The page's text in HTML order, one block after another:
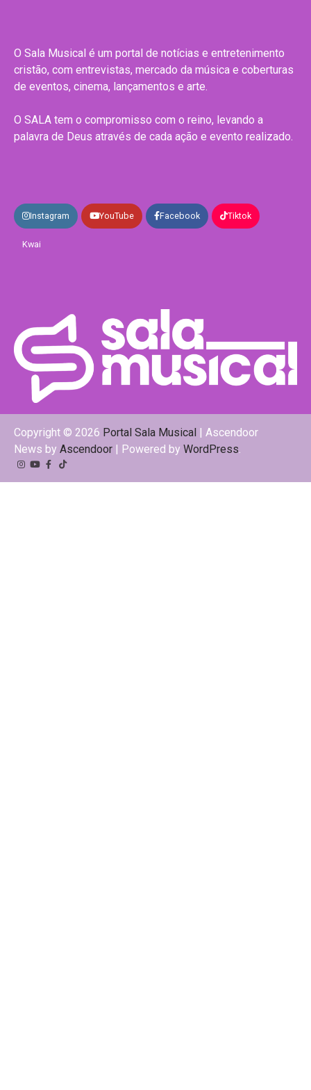
O Sala Musical é um portal de notícias e entretenimento
cristão, com entrevistas, mercado da música e coberturas
de eventos, cinema, lançamentos e arte.
O SALA tem o compromisso com o reino, levando a
palavra de Deus através de cada ação e evento realizado.
Instagram YouTube Facebook Tiktok
Kwai
Copyright © 2026 Portal Sala Musical
| Ascendoor
News by Ascendoor | Powered by WordPress.
Instagram
YouTube
Facebook
Tiktok